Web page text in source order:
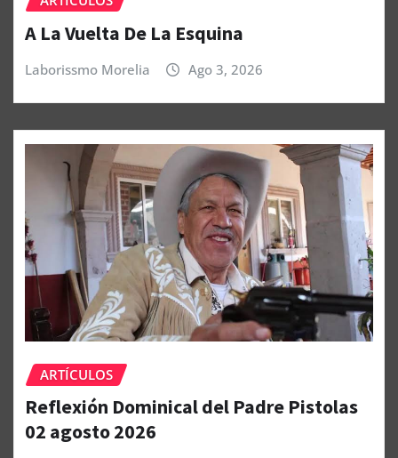
A La Vuelta De La Esquina
Laborissmo Morelia Ago 3, 2026
ARTÍCULOS
Reflexión Dominical del Padre Pistolas
02 agosto 2026